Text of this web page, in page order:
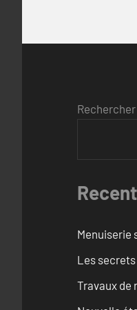
Rechercher
Menuiserie
Les
Travaux de